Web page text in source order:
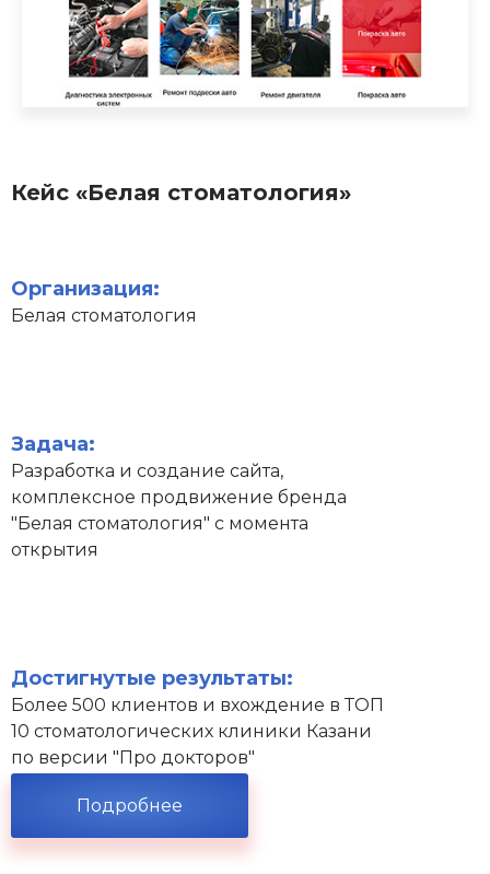
Кейс «Белая стоматология»
Организация:
Белая стоматология
Задача:
Разработка и создание сайта,
комплексное продвижение бренда
"Белая стоматология" с момента
открытия
Достигнутые результаты:
Более 500 клиентов и вхождение в ТОП
10 стоматологических клиники Казани
по версии "Про докторов"
Подробнее